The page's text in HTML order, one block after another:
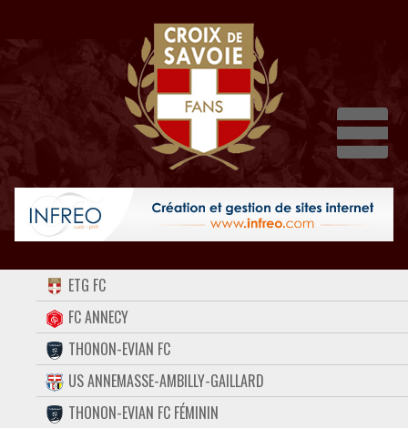
ACCUEIL
FORUM
CONTACT
FACEBOOK
ETG FC
FC ANNECY
THONON-EVIAN FC
US ANNEMASSE-AMBILLY-GAILLARD
THONON-EVIAN FC FÉMININ